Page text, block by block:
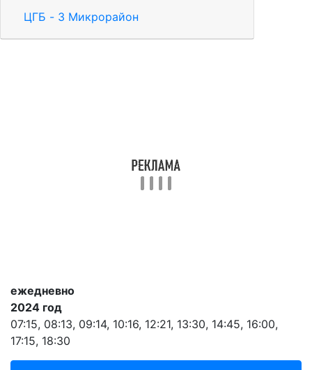
ЦГБ - 3 Микрорайон
ежедневно
2024 год
07:15, 08:13, 09:14, 10:16, 12:21, 13:30, 14:45, 16:00,
17:15, 18:30